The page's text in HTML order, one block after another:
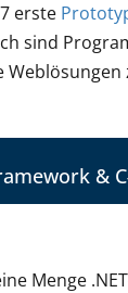
erste
sind
&
Menge